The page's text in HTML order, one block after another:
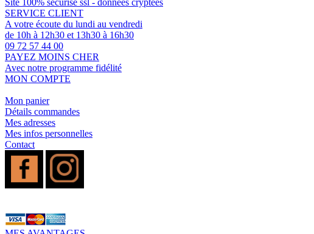
SERVICE CLIENT
A votre écoute du lundi au vendredi
de 10h à 12h30 et 13h30 à 16h30
09 72 57 44 00
PAYEZ MOINS CHER
Avec notre programme fidélité
MON COMPTE
Mon panier
Détails commandes
Mes adresses
Mes infos personnelles
Contact